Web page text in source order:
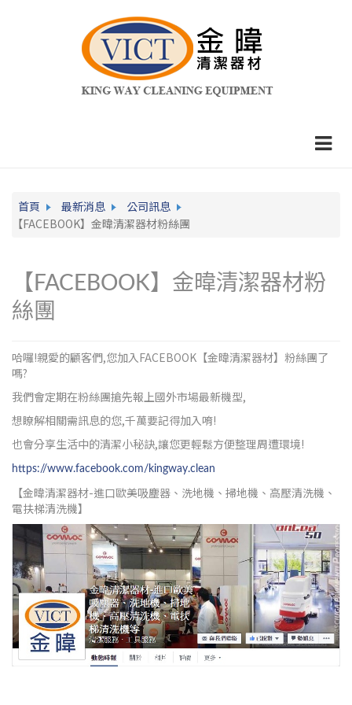
首頁 最新消息
公司訊息
【FACEBOOK】金暐清潔器材粉絲團
【FACEBOOK】金暐清潔器材粉
絲團
哈囉!親愛的顧客們,您加入FACEBOOK【金暐清潔器材】粉絲團了
嗎?
我們會定期在粉絲團搶先報上國外市場最新機型,
想瞭解相關需訊息的您,千萬要記得加入唷!
也會分享生活中的清潔小秘訣,讓您更輕鬆方便整理周遭環境!
https://www.facebook.com/kingway.clean
【金暐清潔器材-進口歐美吸塵器、洗地機、掃地機、高壓清洗機、
電扶梯清洗機】